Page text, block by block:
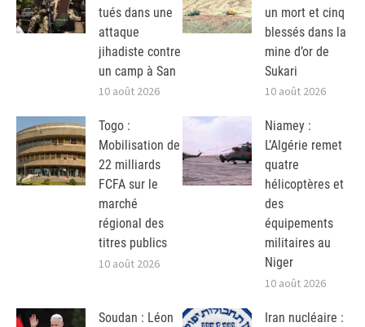
tués dans une
attaque
jihadiste contre
un camp à San
10 août 2026
un mort et cinq
blessés dans la
mine d’or de
Sukari
10 août 2026
Togo :
Mobilisation de
22 milliards
FCFA sur le
marché
régional des
titres publics
10 août 2026
Niamey :
L’Algérie remet
quatre
hélicoptères et
des
équipements
militaires au
Niger
10 août 2026
Soudan : Léon
Iran nucléaire :